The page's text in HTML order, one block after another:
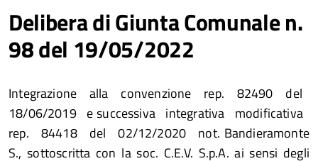
Condividi
sui social
network
Condividi
su
Facebook
Condividi
Twitter
Condividi
su
Facebook
Condividi
su
Delibera di Giunta Comunale n.
98 del 19/05/2022
Integrazione alla convenzione rep. 82490 del
18/06/2019 e successiva integrativa modificativa
rep. 84418 del 02/12/2020 not. Bandieramonte
S., sottoscritta con la soc. C.E.V. S.p.A. ai sensi degli